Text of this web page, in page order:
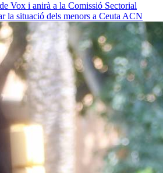
Vox i anirà a la Comissió Sectorial
la situació dels menors a Ceuta ACN